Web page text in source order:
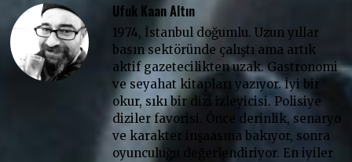
Ufuk Kaan Altın
1974, İstanbul doğumlu. Uzun yıllar
basın sektöründe çalıştı ama artık
aktif gazetecilikten uzak. Gastronomi
ve seyahat kitapları yazıyor. İyi bir
okur, sıkı bir dizi izleyicisi. Polisiye
diziler favorisi. Önce derinlik, senaryo
ve karakter inşaasına bakıyor, sonra
oyunculuğu değerlendiriyor. En iyiler